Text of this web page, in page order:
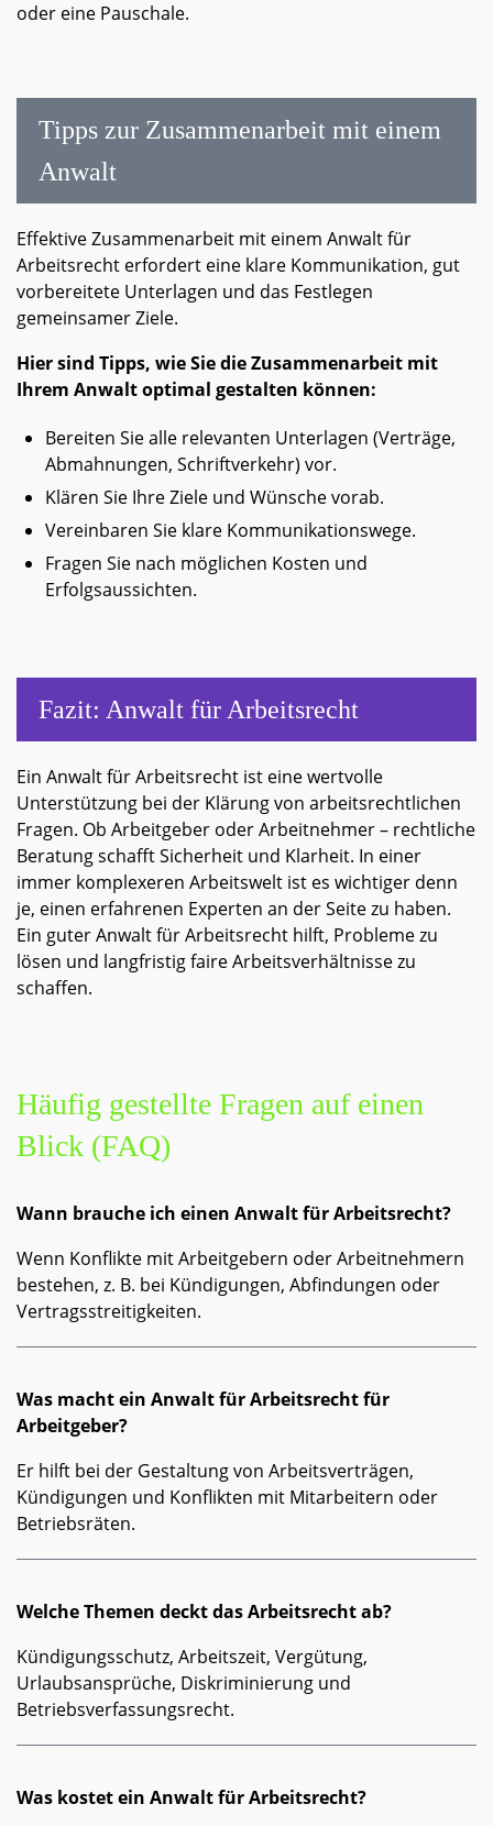
oder eine Pauschale.
Tipps zur Zusammenarbeit mit einem
Anwalt
Effektive Zusammenarbeit mit einem Anwalt für
Arbeitsrecht erfordert eine klare Kommunikation, gut
vorbereitete Unterlagen und das Festlegen
gemeinsamer Ziele.
Hier sind Tipps, wie Sie die Zusammenarbeit mit
Ihrem Anwalt optimal gestalten können:
Bereiten Sie alle relevanten Unterlagen (Verträge,
Abmahnungen, Schriftverkehr) vor.
Klären Sie Ihre Ziele und Wünsche vorab.
Vereinbaren Sie klare Kommunikationswege.
Fragen Sie nach möglichen Kosten und
Erfolgsaussichten.
Fazit: Anwalt für Arbeitsrecht
Ein Anwalt für Arbeitsrecht ist eine wertvolle
Unterstützung bei der Klärung von arbeitsrechtlichen
Fragen. Ob Arbeitgeber oder Arbeitnehmer – rechtliche
Beratung schafft Sicherheit und Klarheit. In einer
immer komplexeren Arbeitswelt ist es wichtiger denn
je, einen erfahrenen Experten an der Seite zu haben.
Ein guter Anwalt für Arbeitsrecht hilft, Probleme zu
lösen und langfristig faire Arbeitsverhältnisse zu
schaffen.
Häufig gestellte Fragen auf einen
Blick (FAQ)
Wann brauche ich einen Anwalt für Arbeitsrecht?
Wenn Konflikte mit Arbeitgebern oder Arbeitnehmern
bestehen, z. B. bei Kündigungen, Abfindungen oder
Vertragsstreitigkeiten.
Was macht ein Anwalt für Arbeitsrecht für
Arbeitgeber?
Er hilft bei der Gestaltung von Arbeitsverträgen,
Kündigungen und Konflikten mit Mitarbeitern oder
Betriebsräten.
Welche Themen deckt das Arbeitsrecht ab?
Kündigungsschutz, Arbeitszeit, Vergütung,
Urlaubsansprüche, Diskriminierung und
Betriebsverfassungsrecht.
Was kostet ein Anwalt für Arbeitsrecht?